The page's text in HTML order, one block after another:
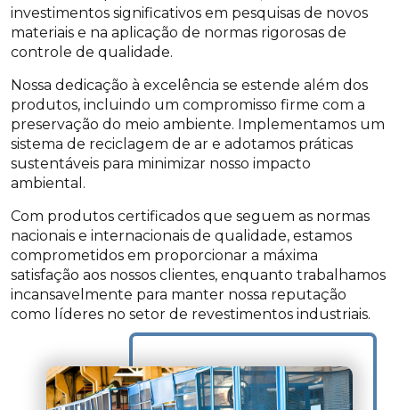
investimentos significativos em pesquisas de novos
materiais e na aplicação de normas rigorosas de
controle de qualidade.
Nossa dedicação à excelência se estende além dos
produtos, incluindo um compromisso firme com a
preservação do meio ambiente. Implementamos um
sistema de reciclagem de ar e adotamos práticas
sustentáveis para minimizar nosso impacto
ambiental.
Com produtos certificados que seguem as normas
nacionais e internacionais de qualidade, estamos
comprometidos em proporcionar a máxima
satisfação aos nossos clientes, enquanto trabalhamos
incansavelmente para manter nossa reputação
como líderes no setor de revestimentos industriais.